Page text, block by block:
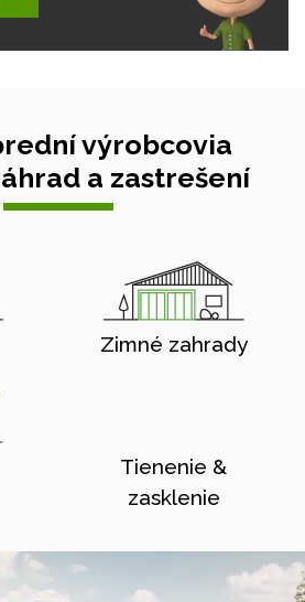
výrobcovia
a zastrešení
Zimné zahrady
Tienenie &
zasklenie